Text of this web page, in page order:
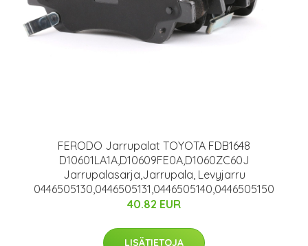
FERODO Jarrupalat TOYOTA FDB1648
D10601LA1A,D10609FE0A,D1060ZC60J
Jarrupalasarja,Jarrupala, Levyjarru
0446505130,0446505131,0446505140,0446505150
40.82 EUR
LISÄTIETOJA